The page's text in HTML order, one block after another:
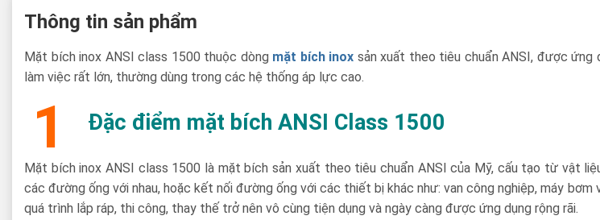
Thông tin sản phẩm
Mặt bích inox ANSI class 1500 thuộc dòng mặt bích inox sản xuất theo tiêu chuẩn ANSI, được
làm việc rất lớn, thường dùng trong các hệ thống áp lực cao.
1 Đặc điểm mặt bích ANSI Class 1500
Mặt bích inox ANSI class 1500 là mặt bích sản xuất theo tiêu chuẩn ANSI của Mỹ, cấu tạo từ vật
các đường ống với nhau, hoặc kết nối đường ống với các thiết bị khác như: van công nghiệp, máy
quá trình lắp ráp, thi công, thay thế trở nên vô cùng tiện dụng và ngày càng được ứng dụng rộng rãi.